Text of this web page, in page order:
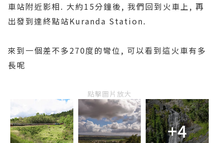
車站附近影相. 大約15分鐘後, 我們回到火車上, 再
出發到達終點站Kuranda Station.
來到一個差不多270度的彎位, 可以看到這火車有多
長呢
點擊圖片放大
+4